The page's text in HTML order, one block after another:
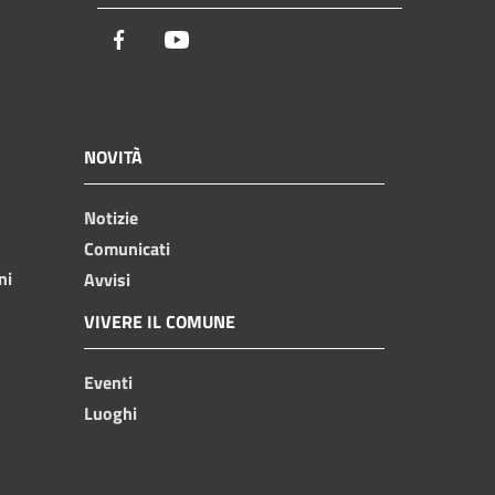
Facebook
NOVITÀ
Notizie
Comunicati
Avvisi
VIVERE IL COMUNE
Eventi
Luoghi